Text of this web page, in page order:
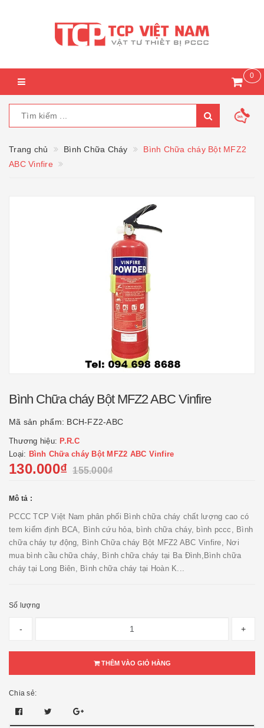
0
Trang chủ Bình Chữa Cháy
Bình Chữa cháy Bột MFZ2
ABC Vinfire
Bình Chữa cháy Bột MFZ2 ABC Vinfire
Mã sản phẩm: BCH-FZ2-ABC
Thương hiệu: P.R.C
Loại: Bình Chữa cháy Bột MFZ2 ABC Vinfire
130.000₫ 155.000₫
Mô tả :
PCCC TCP Việt Nam phân phối Bình chữa cháy chất lượng cao có
tem kiểm định BCA, Bình cứu hỏa, bình chữa cháy, bình pccc, Bình
chữa cháy tự động, Bình Chữa cháy Bột MFZ2 ABC Vinfire, Nơi
mua bình cầu chữa cháy, Bình chữa cháy tại Ba Đình,Bình chữa
cháy tại Long Biên, Bình chữa cháy tại Hoàn K...
Số lượng
- +
THÊM VÀO GIỎ HÀNG
Chia sẻ: